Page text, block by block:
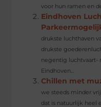
voor hun ramen en
Eindhoven
drukste luchthaven
drukste
negentig luchtvaart-
Eindhoven...
Chillen met
we steeds minder
dat is natuurlijk heel